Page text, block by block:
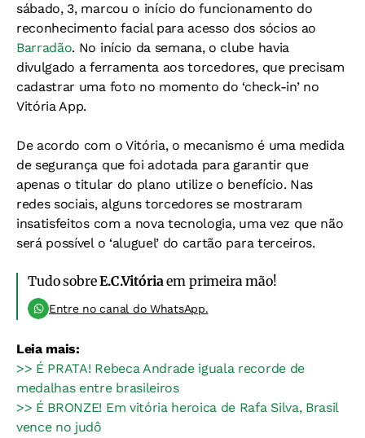
sábado, 3, marcou o início do funcionamento do
reconhecimento facial para acesso dos sócios ao
Barradão. No início da semana, o clube havia
divulgado a ferramenta aos torcedores, que precisam
cadastrar uma foto no momento do ‘check-in’ no
Vitória App.
De acordo com o Vitória, o mecanismo é uma medida
de segurança que foi adotada para garantir que
apenas o titular do plano utilize o benefício. Nas
redes sociais, alguns torcedores se mostraram
insatisfeitos com a nova tecnologia, uma vez que não
será possível o ‘aluguel’ do cartão para terceiros.
Tudo sobreE.C.Vitóriaem primeira mão!
Entre no canal do WhatsApp.
Leia mais:
>> É PRATA! Rebeca Andrade iguala recorde de
medalhas entre brasileiros
>> É BRONZE! Em vitória heroica de Rafa Silva, Brasil
vence no judô